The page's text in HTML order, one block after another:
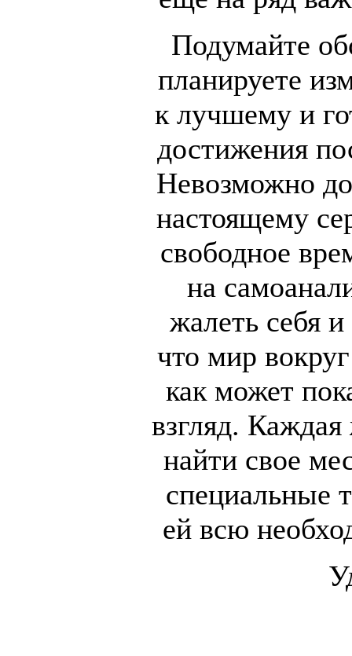
Подумайте
планируете
к лучшему и
достижения
Невозможно
настоящему
свободное
на
жалеть себя
что мир
как может
взгляд.
найти свое
специальные
ей всю